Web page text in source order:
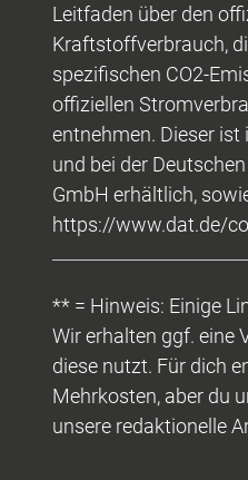
Leitfaden über den
Kraftstoffverbrauch,
spezifischen CO2-
offiziellen
entnehmen. Dieser
und bei der
GmbH erhältlich,
https://www.dat.de/
** = Hinweis: Einige
Wir erhalten ggf. eine
diese nutzt. Für dich
Mehrkosten, aber du
unsere redaktionelle